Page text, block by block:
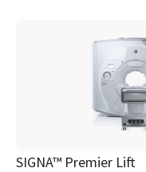
SIGNA™ Premier Lift